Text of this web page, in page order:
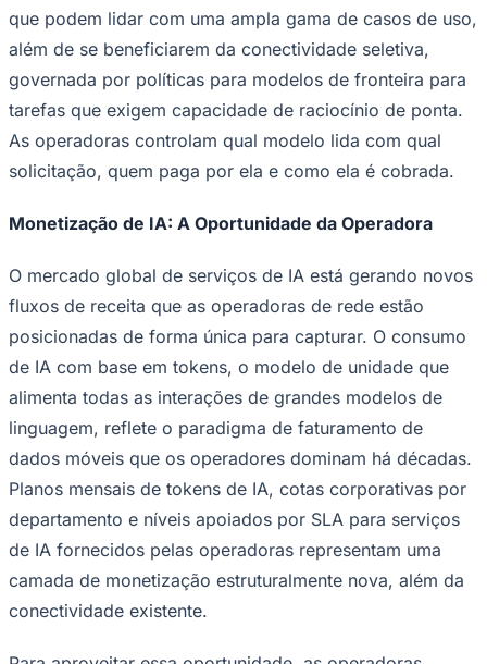
Panorama Econômico
Para Sua Empresa
Anuncie no Portal
Anunciar VagasNovo
NBA
Fórmula 1
Tênis (ATP)
MLB
Atletismo
Vôlei
NBB
Competições de Futebol
Brasileirão Série A
Paulistão
Copa do Brasil
Libertadores
Sul-Americana
Copa América
Champions League
La Liga
que podem lidar com uma ampla gama de casos de uso,
além de se beneficiarem da conectividade seletiva,
governada por políticas para modelos de fronteira para
tarefas que exigem capacidade de raciocínio de ponta.
As operadoras controlam qual modelo lida com qual
solicitação, quem paga por ela e como ela é cobrada.
Monetização de IA: A Oportunidade da Operadora
O mercado global de serviços de IA está gerando novos
fluxos de receita que as operadoras de rede estão
posicionadas de forma única para capturar. O consumo
de IA com base em tokens, o modelo de unidade que
alimenta todas as interações de grandes modelos de
linguagem, reflete o paradigma de faturamento de
dados móveis que os operadores dominam há décadas.
Planos mensais de tokens de IA, cotas corporativas por
departamento e níveis apoiados por SLA para serviços
de IA fornecidos pelas operadoras representam uma
camada de monetização estruturalmente nova, além da
conectividade existente.